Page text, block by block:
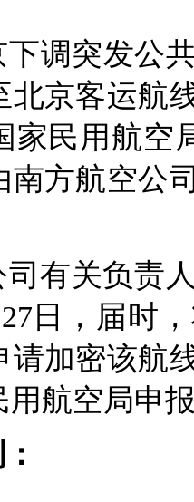
下调突发公
北京客运航
家民用航空
南方航空公
有关负责
日，届时
请加密该航
航空局申